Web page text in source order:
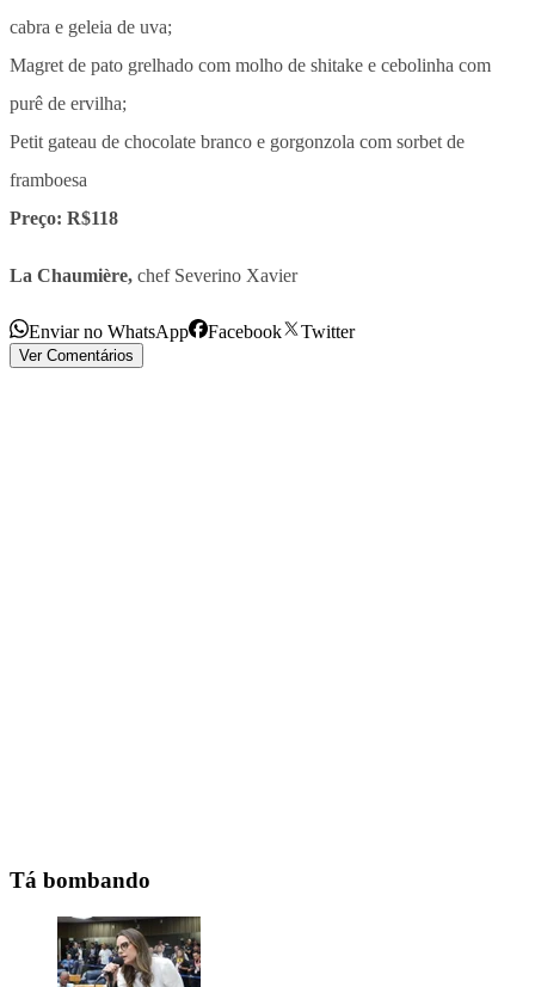
cabra e geleia de uva;
Magret de pato grelhado com molho de shitake e cebolinha com
purê de ervilha;
Petit gateau de chocolate branco e gorgonzola com sorbet de
framboesa
Preço: R$118
La Chaumière, chef Severino Xavier
Enviar no WhatsApp Facebook Twitter
Ver Comentários
Tá bombando